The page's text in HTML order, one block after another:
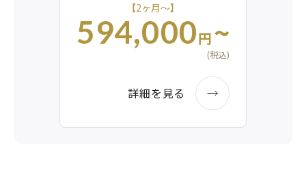
【2ヶ月〜】
594,000円~
(税込)
詳細を見る